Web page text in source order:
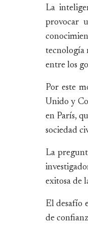
La
provocar
tecnología
entre los
Por este
Unido y
en París,
sociedad
La
exitosa de
El desafío
de